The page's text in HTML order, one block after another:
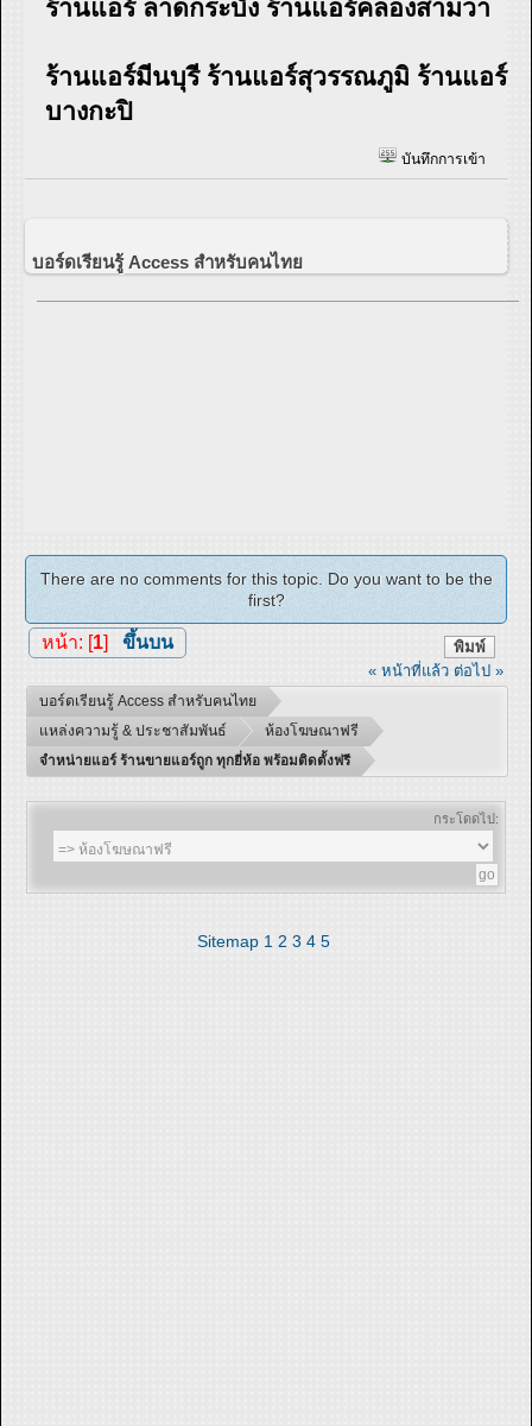
ร้านแอร์ ลาดกระบัง ร้านแอร์คลองสามวา
ร้านแอร์มีนบุรี ร้านแอร์สุวรรณภูมิ ร้านแอร์
บางกะปิ
บันทึกการเข้า
บอร์ดเรียนรู้ Access สำหรับคนไทย
There are no comments for this topic. Do you want to be the
first?
พิมพ์
หน้า: [1] ขึ้นบน
« หน้าที่แล้ว ต่อไป »
บอร์ดเรียนรู้ Access สำหรับคนไทย
แหล่งความรู้ & ประชาสัมพันธ์
ห้องโฆษณาฟรี
จำหน่ายแอร์ ร้านขายแอร์ถูก ทุกยี่ห้อ พร้อมติดตั้งฟรี
กระโดดไป:
Sitemap 1 2 3 4 5